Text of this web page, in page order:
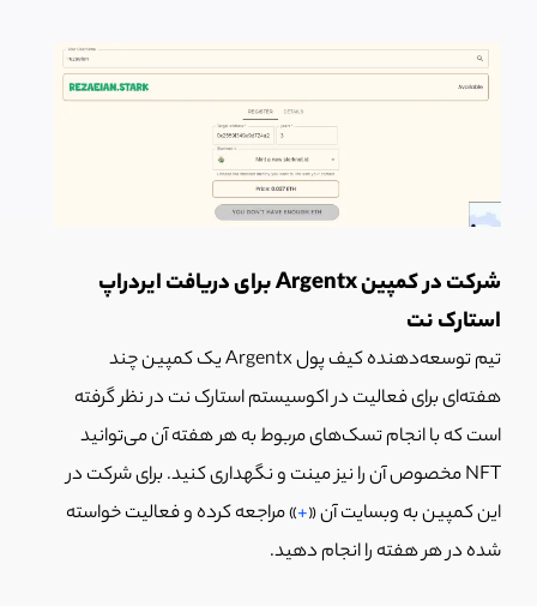
شرکت در کمپین Argentx برای دریافت ایردراپ
استارک نت
تیم توسعه‌دهنده کیف پول Argentx یک کمپین چند
هفته‌ای برای فعالیت در اکوسیستم استارک نت در نظر گرفته‌
است که با انجام تسک‌های مربوط به هر هفته آن می‌توانید
NFT مخصوص آن را نیز مینت و نگهداری کنید. برای شرکت در
این کمپین به وبسایت آن «+» مراجعه کرده و فعالیت خواسته
شده در هر هفته را انجام دهید.